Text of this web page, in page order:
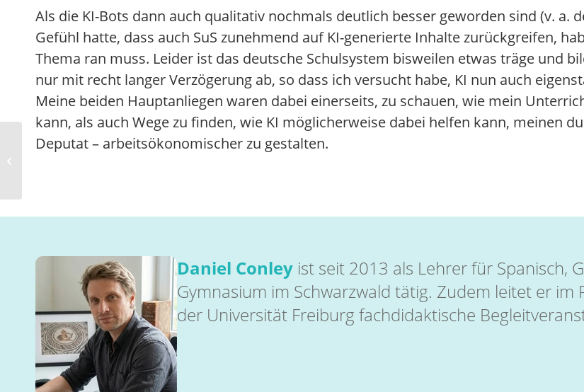
Als die KI-Bots dann auch qualitativ nochmals deutlich besser geworden sind (v. a.
Gefühl hatte, dass auch SuS zunehmend auf KI-generierte Inhalte zurückgreifen,
Thema ran muss. Leider ist das deutsche Schulsystem bisweilen etwas träge und
nur mit recht langer Verzögerung ab, so dass ich versucht habe, KI nun auch
Meine beiden Hauptanliegen waren dabei einerseits, zu schauen, wie mein
kann, als auch Wege zu finden, wie KI möglicherweise dabei helfen kann, meinen
Deputat – arbeitsökonomischer zu gestalten.
Daniel Conley ist seit 2013 als Lehrer für Spanisch,
Gymnasium im Schwarzwald tätig. Zudem leitet er
der Universität Freiburg fachdidaktische
„Der Prozess hat uns